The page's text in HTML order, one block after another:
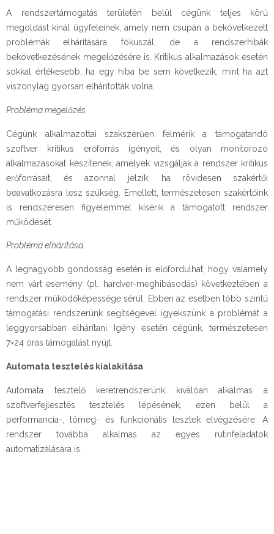
A rendszertámogatás területén belül cégünk teljes körű
megoldást kínál ügyfeleinek, amely nem csupán a bekövetkezett
problémák elhárítására fókuszál, de a rendszerhibák
bekövetkezésének megelőzésére is. Kritikus alkalmazások esetén
sokkal értékesebb, ha egy hiba be sem következik, mint ha azt
viszonylag gyorsan elhárították volna.
Probléma megelőzés.
Cégünk alkalmazottai szakszerűen felmérik a támogatandó
szoftver kritikus erőforrás igényeit, és olyan monitorozó
alkalmazásokat készítenek, amelyek vizsgálják a rendszer kritikus
erőforrásait, és azonnal jelzik, ha rövidesen szakértői
beavatkozásra lesz szükség. Emellett, természetesen szakértőink
is rendszeresen figyelemmel kísérik a támogatott rendszer
működését.
Probléma elhárítása.
A legnagyobb gondosság esetén is előfordulhat, hogy valamely
nem várt esemény (pl. hardver-meghibásodás) következtében a
rendszer működőképessége sérül. Ebben az esetben több szintű
támogatási rendszerünk segítségével igyekszünk a problémát a
leggyorsabban elhárítani. Igény esetén cégünk, természetesen
7×24 órás támogatást nyújt.
Automata tesztelés kialakítása
Automata tesztelő keretrendszerünk kiválóan alkalmas a
szoftverfejlesztés tesztelés lépésének, ezen belül a
performancia-, tömeg- és funkcionális tesztek elvégzésére. A
rendszer továbbá alkalmas az egyes rutinfeladatok
automatizálására is.